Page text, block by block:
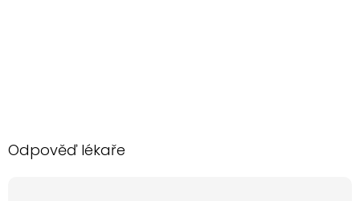
Odpověď lékaře